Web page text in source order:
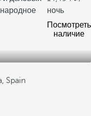
ночь
Посмотреть
наличие
Spain